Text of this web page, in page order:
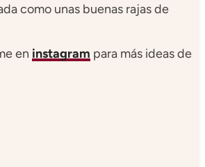
como unas buenas rajas de
en instagram para más ideas de